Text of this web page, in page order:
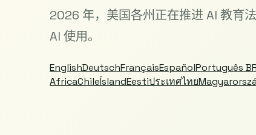
2026 年，美国各州正在推进 AI 教育
AI 使用。
EnglishDeutschFrançaisEspañolPortuguês
AfricaChileÍslandEestiประเทศไทย